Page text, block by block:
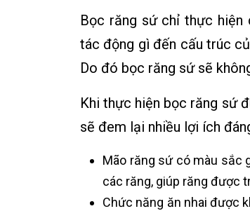
Bọc răng sứ chỉ thực hiện
tác động gì đến cấu trúc
Do đó bọc răng sứ sẽ
Khi thực hiện bọc răng sứ
sẽ đem lại nhiều lợi ích
Mão răng sứ có màu sắc
các răng, giúp răng được
Chức năng ăn nhai được